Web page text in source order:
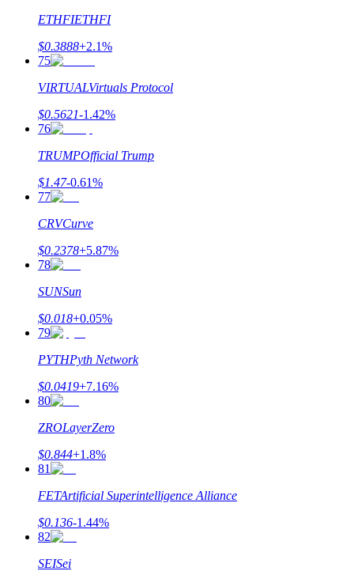
ETHFIETHFI
$0.3888+2.1%
75
VIRTUALVirtuals Protocol
$0.5621-1.42%
76
TRUMPOfficial Trump
$1.47-0.61%
77
CRVCurve
$0.2378+5.87%
78
SUNSun
$0.018+0.05%
79
PYTHPyth Network
$0.0419+7.16%
80
ZROLayerZero
$0.844+1.8%
81
FETArtificial Superintelligence Alliance
$0.136-1.44%
82
SEISei